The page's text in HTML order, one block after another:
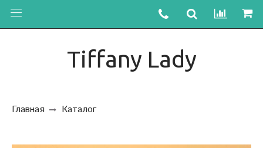
Tiffany Lady
Главная Каталог